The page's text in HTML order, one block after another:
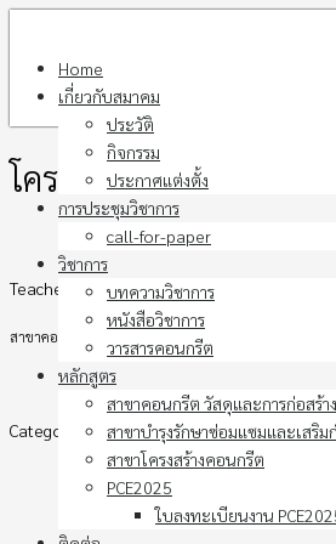
contentHome
เกี่ยวกับสมาคม
ประวัติ
กิจกรรม
ประกาศแต่งตั้ง
การประชุมวิชาการ
call-for-paper
วิชาการ
บทความวิชาการ
หนังสือวิชาการ
วารสารคอนกรีต
หลักสูตร
สาขาคอนกรีต วัสดุและการก่อสร้าง
สาขาบำรุงรักษาซ่อมแซมและเสริ
สาขาโครงสร้างคอนกรีต
PCE2025
ใบลงทะเบียนงาน
โครงการอบรมสัมนา RC
Teacher
สาขาคอนกรีต วัสดุและการก่อสร้าง ร่วมกับ สาขาโครงสร้า
Category